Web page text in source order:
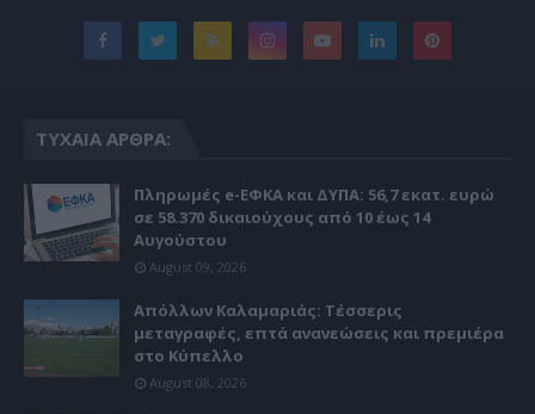
ΤΥΧΑΊΑ ΆΡΘΡΑ:
Πληρωμές e-ΕΦΚΑ και ΔΥΠΑ: 56,7 εκατ. ευρώ
σε 58.370 δικαιούχους από 10 έως 14
Αυγούστου
August 09, 2026
Απόλλων Καλαμαριάς: Τέσσερις
μεταγραφές, επτά ανανεώσεις και πρεμιέρα
στο Κύπελλο
August 08, 2026